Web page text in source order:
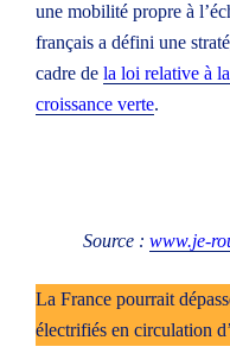
L'acteur local de
une mobilité propre à
français a défini une
cadre de la loi relative à
croissance verte.
Source : www.je-
La France pourrait
électrifiés en circulation